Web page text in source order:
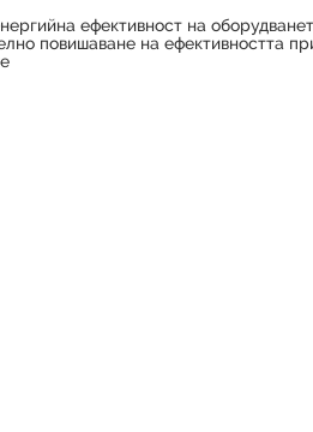
ефективност на
повишаване на ефективността